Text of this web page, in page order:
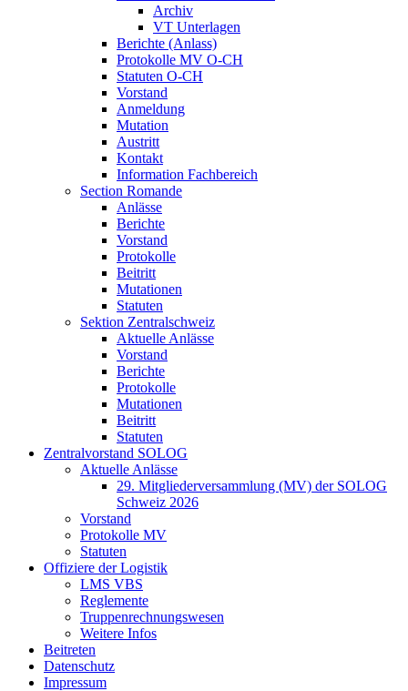
Archiv
VT Unterlagen
Berichte (Anlass)
Protokolle MV O-CH
Statuten O-CH
Vorstand
Anmeldung
Mutation
Austritt
Kontakt
Information Fachbereich
Section Romande
Anlässe
Berichte
Vorstand
Protokolle
Beitritt
Mutationen
Statuten
Sektion Zentralschweiz
Aktuelle Anlässe
Vorstand
Berichte
Protokolle
Mutationen
Beitritt
Statuten
Zentralvorstand SOLOG
Aktuelle Anlässe
29. Mitgliederversammlung (MV) der SOLOG
Schweiz 2026
Vorstand
Protokolle MV
Statuten
Offiziere der Logistik
LMS VBS
Reglemente
Truppenrechnungswesen
Weitere Infos
Beitreten
Datenschutz
Impressum